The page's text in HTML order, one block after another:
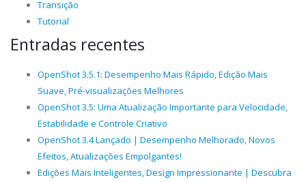
Transição
Tutorial
Entradas recentes
OpenShot 3.5.1: Desempenho Mais Rápido, Edição Mais
Suave, Pré-visualizações Melhores
OpenShot 3.5: Uma Atualização Importante para Velocidade,
Estabilidade e Controle Criativo
OpenShot 3.4 Lançado | Desempenho Melhorado, Novos
Efeitos, Atualizações Empolgantes!
Edições Mais Inteligentes, Design Impressionante | Descubra